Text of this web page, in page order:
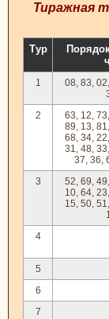
Тиражная
Тур
1
08, 83,
2
63, 12,
89, 13,
68, 34,
31, 48,
37, 36,
3
52, 69,
10, 64,
15, 50,
4
5
6
7